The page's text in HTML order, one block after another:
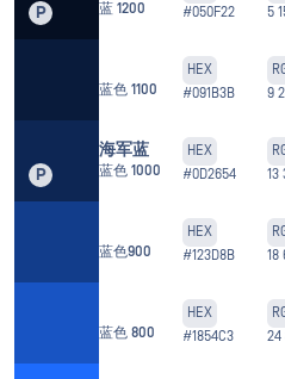
P 蓝 1200
#050F22
5
蓝色 1100
HEX
#091B3B
9
P
海军蓝
蓝色 1000
HEX
#0D2654
13
蓝色900
HEX
#123D8B
18
蓝色 800
HEX
#1854C3
24